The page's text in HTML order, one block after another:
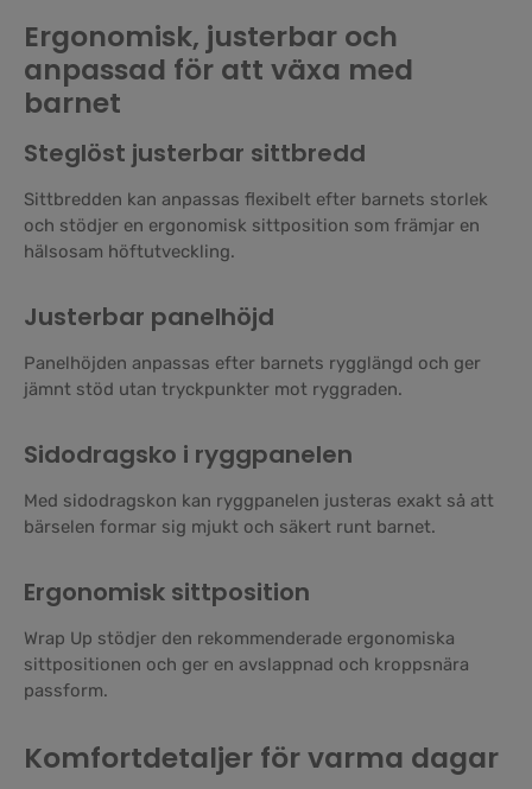
Ergonomisk, justerbar och
anpassad för att växa med
barnet
Steglöst justerbar sittbredd
Sittbredden kan anpassas flexibelt efter barnets storlek
och stödjer en ergonomisk sittposition som främjar en
hälsosam höftutveckling.
Justerbar panelhöjd
Panelhöjden anpassas efter barnets rygglängd och ger
jämnt stöd utan tryckpunkter mot ryggraden.
Sidodragsko i ryggpanelen
Med sidodragskon kan ryggpanelen justeras exakt så att
bärselen formar sig mjukt och säkert runt barnet.
Ergonomisk sittposition
Wrap Up stödjer den rekommenderade ergonomiska
sittpositionen och ger en avslappnad och kroppsnära
passform.
Komfortdetaljer för varma dagar